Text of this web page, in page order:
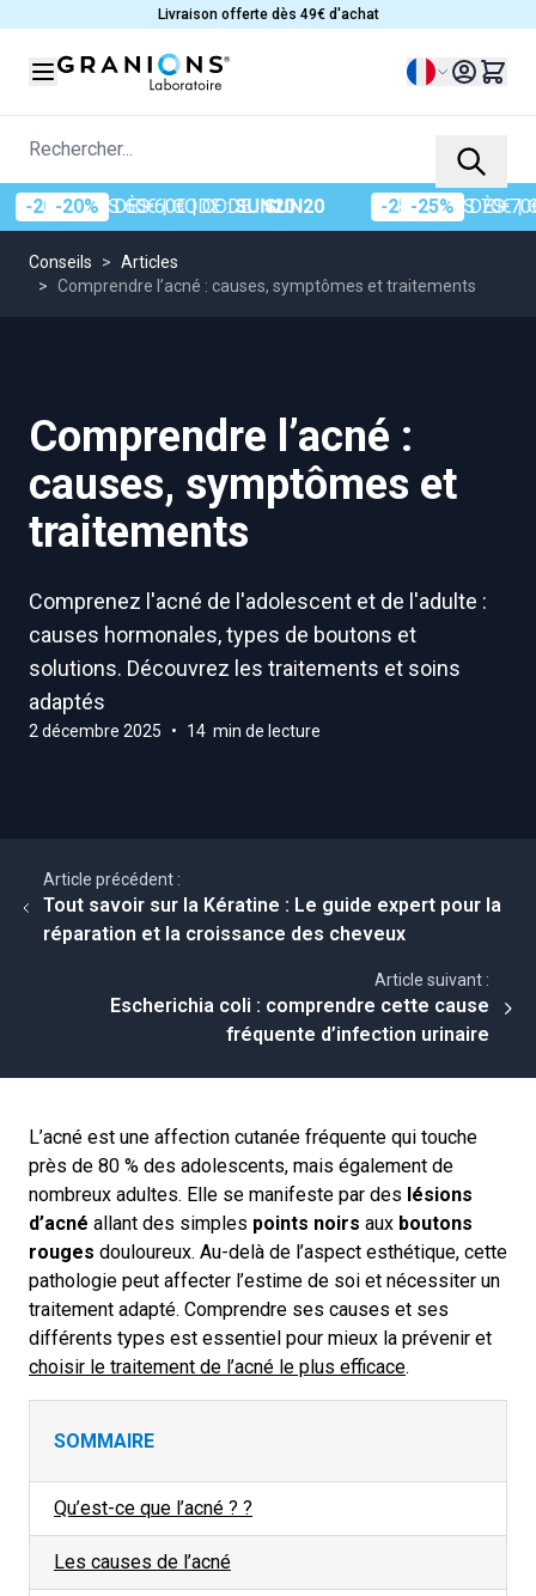
Livraison offerte dès 49€ d'achat
Langue
Rechercher...
DÈS 60€ | CODE :SUN20 -25% DÈS 70€ | CODE :
Conseils > Articles
> Comprendre l’acné : causes, symptômes et traitements
Comprendre l’acné :
causes, symptômes et
traitements
Comprenez l'acné de l'adolescent et de l'adulte :
causes hormonales, types de boutons et
solutions. Découvrez les traitements et soins
adaptés
2 décembre 2025 • 14 min de lecture
Article précédent :
Tout savoir sur la Kératine : Le guide expert pour la
réparation et la croissance des cheveux
Article suivant :
Escherichia coli : comprendre cette cause
fréquente d’infection urinaire
L’acné est une affection cutanée fréquente qui touche
près de 80 % des adolescents, mais également de
nombreux adultes. Elle se manifeste par des lésions
d’acné allant des simples points noirs aux boutons
rouges douloureux. Au-delà de l’aspect esthétique, cette
pathologie peut affecter l’estime de soi et nécessiter un
traitement adapté. Comprendre ses causes et ses
différents types est essentiel pour mieux la prévenir et
choisir le traitement de l’acné le plus efficace.
SOMMAIRE
Qu’est-ce que l’acné ? ?
Les causes de l’acné